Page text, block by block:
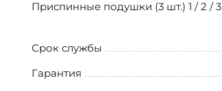
Приспинные подушки (3 шт.) 1 / 2 / 3
Срок службы
Гарантия